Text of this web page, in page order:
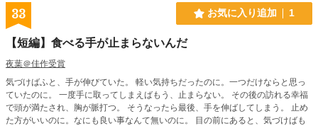
33 お気に入り追加 1
【短編】食べる手が止まらないんだ
夜葉＠佳作受賞
気づけばふと、手が伸びていた。 軽い気持ちだったのに。一つだけならと思っ
ていたのに。 一度手に取ってしまえばもう、止まらない。 その後の訪れる幸福
で頭が満たされ、胸が脈打つ。 そうなったら最後、手を伸ばしてしまう。 止め
た方がいいのに。なにも良い事なんて無いのに。 目の前にあると、気づけばも